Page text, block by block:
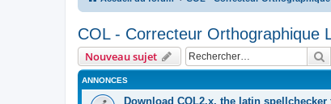
COL - Correcteur Orthographique
Nouveau sujet
ANNONCES
Download COL2.x, the latin